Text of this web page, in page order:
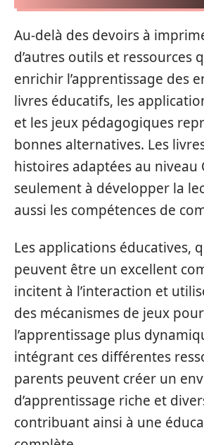
Au-delà des devoirs à
d’autres outils et ressources
enrichir l’apprentissage des
livres éducatifs, les
et les jeux pédagogiques
bonnes alternatives. Les
histoires adaptées au niveau
seulement à développer la
aussi les compétences de
Les applications éducatives,
peuvent être un excellent
incitent à l’interaction et
des mécanismes de jeux
l’apprentissage plus
intégrant ces différentes
parents peuvent créer un
d’apprentissage riche et
contribuant ainsi à une